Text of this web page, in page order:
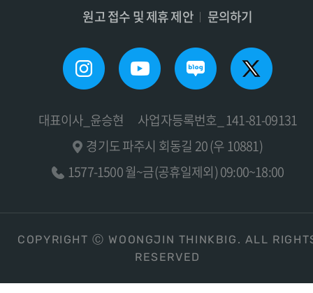
원고 접수 및 제휴 제안
문의하기
대표이사_윤승현
사업자등록번호_ 141-81-09131
경기도 파주시 회동길 20 (우 10881)
1577-1500 월~금(공휴일제외) 09:00~18:00
COPYRIGHT Ⓒ WOONGJIN THINKBIG. ALL
RESERVED